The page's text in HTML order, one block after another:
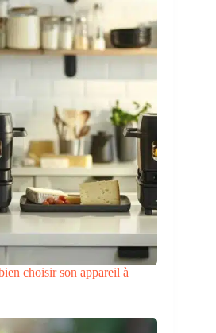
choisir son appareil à